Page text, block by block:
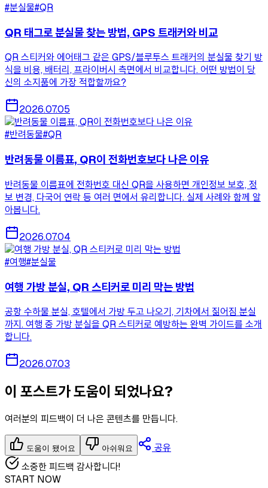
#분실물#QR
QR 태그로 분실물 찾는 방법, GPS 트래커와 비교
QR 스티커와 에어태그 같은 GPS/블루투스 트래커의 분실물 찾기 방
식을 비용, 배터리, 프라이버시 측면에서 비교합니다. 어떤 방법이 당
신의 소지품에 가장 적합할까요?
2026.07.05
#반려동물#QR
반려동물 이름표, QR이 전화번호보다 나은 이유
반려동물 이름표에 전화번호 대신 QR을 사용하면 개인정보 보호, 정
보 변경, 다국어 연락 등 여러 면에서 유리합니다. 실제 사례와 함께 알
아봅니다.
2026.07.04
#여행#분실물
여행 가방 분실, QR 스티커로 미리 막는 방법
공항 수하물 분실, 호텔에서 가방 두고 나오기, 기차에서 짊어짐 분실
까지. 여행 중 가방 분실을 QR 스티커로 예방하는 완벽 가이드를 소개
합니다.
2026.07.03
이 포스트가 도움이 되었나요?
여러분의 피드백이 더 나은 콘텐츠를 만듭니다.
도움이 됐어요 아쉬워요
공유
소중한 피드백 감사합니다!
START NOW